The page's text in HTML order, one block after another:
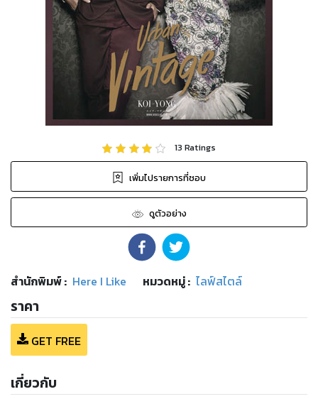
13 Ratings
เพิ่มไปรายการที่ชอบ
ดูตัวอย่าง
สำนักพิมพ์: Here I Like หมวดหมู่: ไลฟ์สไตล์
ราคา
GET FREE
เกี่ยวกับ